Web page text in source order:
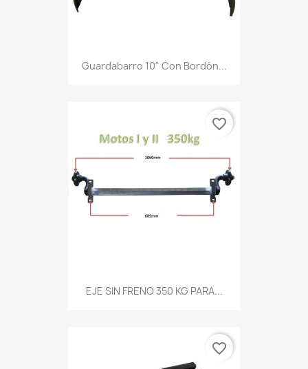
Guardabarro 10" Con Bordón...
EJE SIN FRENO 350 KG PARA...
favorite_border
favorite_border